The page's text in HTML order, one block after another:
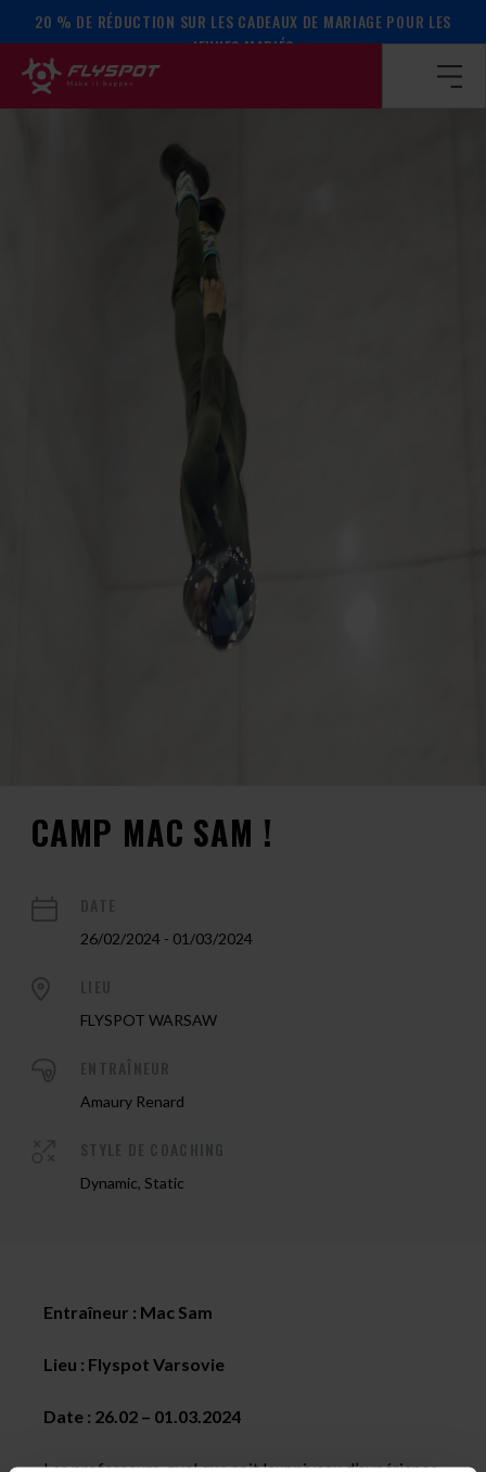
20 % DE RÉDUCTION SUR LES CADEAUX DE MARIAGE POUR LES
JEUNES MARIÉS
Page d’accueil / Calendrier des événements / Camp Mac
CAMP MAC SAM !
26/02/2024 - 01/03/2024
FLYSPOT WARSAW
Amaury Renard
Dynamic, Static
Entraîneur : Mac Sam
Lieu : Flyspot Varsovie
Date : 26.02 – 01.03.2024